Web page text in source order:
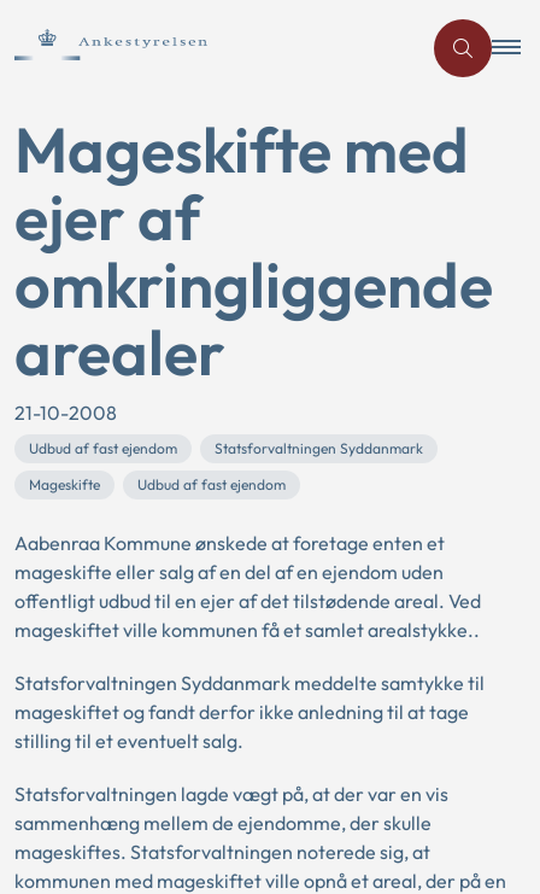
Mageskifte med
ejer af
omkringliggende
arealer
21-10-2008
Udbud af fast ejendom
Statsforvaltningen Syddanmark
Mageskifte
Udbud af fast ejendom
Aabenraa Kommune ønskede at foretage enten et
mageskifte eller salg af en del af en ejendom uden
offentligt udbud til en ejer af det tilstødende areal. Ved
mageskiftet ville kommunen få et samlet arealstykke..
Statsforvaltningen Syddanmark meddelte samtykke til
mageskiftet og fandt derfor ikke anledning til at tage
stilling til et eventuelt salg.
Statsforvaltningen lagde vægt på, at der var en vis
sammenhæng mellem de ejendomme, der skulle
mageskiftes. Statsforvaltningen noterede sig, at
kommunen med mageskiftet ville opnå et areal, der på en